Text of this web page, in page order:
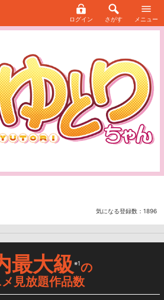
ログイン さがす メニュー
気になる登録数： 1896
最大級※1の
見放題作品数